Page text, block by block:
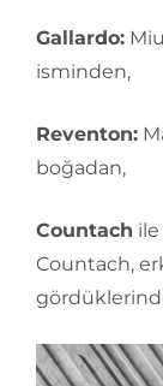
Gallardo:
isminden,
Reventon:
boğadan,
Countach
Countach,